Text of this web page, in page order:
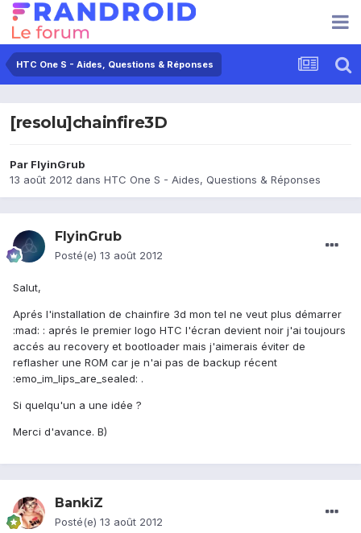
HTC One S - Aides, Questions & Réponses
[resolu]chainfire3D
Par FlyinGrub
13 août 2012 dans HTC One S - Aides, Questions & Réponses
FlyinGrub
Posté(e) 13 août 2012
Salut,
Aprés l'installation de chainfire 3d mon tel ne veut plus démarrer
:mad: : aprés le premier logo HTC l'écran devient noir j'ai toujours
accés au recovery et bootloader mais j'aimerais éviter de
reflasher une ROM car je n'ai pas de backup récent
:emo_im_lips_are_sealed: .
Si quelqu'un a une idée ?
Merci d'avance. B)
BankiZ
Posté(e) 13 août 2012